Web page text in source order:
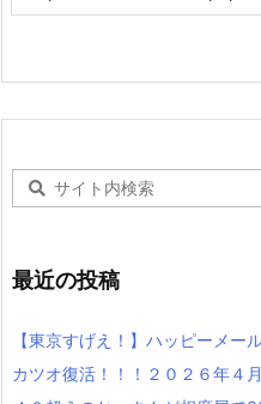
最近の投稿
【東京すげえ！】ハッピーメー
カツオ復活！！！２０２６年４月